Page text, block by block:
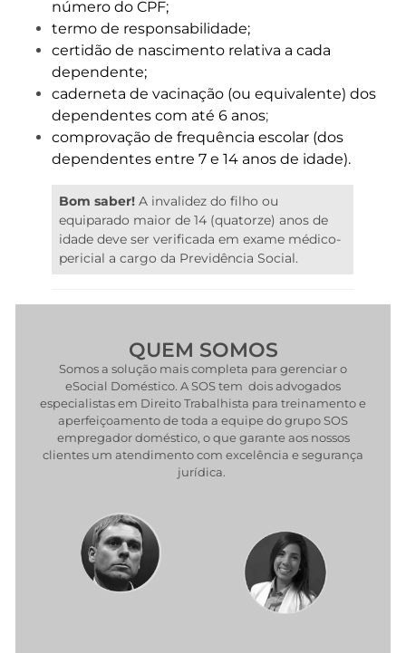
número do CPF;
termo de responsabilidade;
certidão de nascimento relativa a cada
dependente;
caderneta de vacinação (ou equivalente) dos
dependentes com até 6 anos;
comprovação de frequência escolar (dos
dependentes entre 7 e 14 anos de idade).
Bom saber!A invalidez do filho ou
equiparado maior de 14 (quatorze) anos de
idade deve ser verificada em exame médico-
pericial a cargo da Previdência Social.
QUEM SOMOS
Somos a solução mais completa para gerenciar o
eSocial Doméstico. A SOS tem dois advogados
especialistas em Direito Trabalhista para treinamento e
aperfeiçoamento de toda a equipe do grupo SOS
empregador doméstico, o que garante aos nossos
clientes um atendimento com excelência e segurança
jurídica.